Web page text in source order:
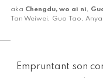
aka Chengdu, wo ai ni,
Tan Weiwei, Guo Tao, Anya
Empruntant son